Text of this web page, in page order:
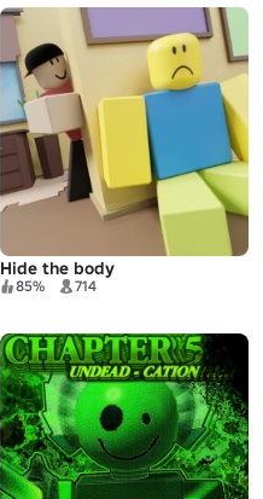
Hide the body
85% 714